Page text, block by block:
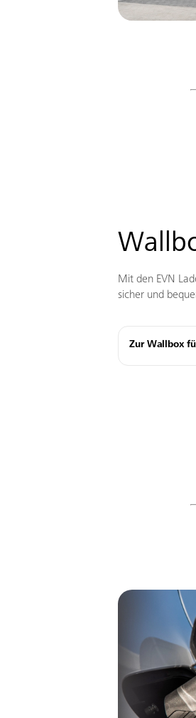
Mit den EVN
sicher und
Zur Wallbox